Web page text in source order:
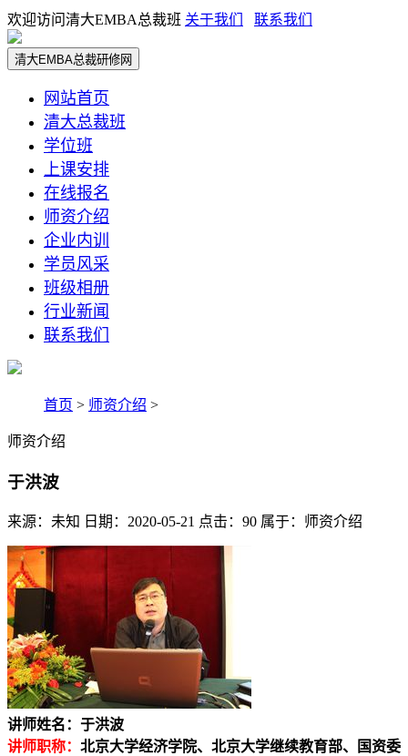
欢迎访问清大EMBA总裁班 关于我们 联系我们
清大EMBA总裁研修网
网站首页
清大总裁班
学位班
上课安排
在线报名
师资介绍
企业内训
学员风采
班级相册
行业新闻
联系我们
首页 > 师资介绍 >
师资介绍
于洪波
来源：未知 日期：2020-05-21 点击：90 属于：师资介绍
讲师姓名：于洪波
讲师职称： 北京大学经济学院、北京大学继续教育部、国资委